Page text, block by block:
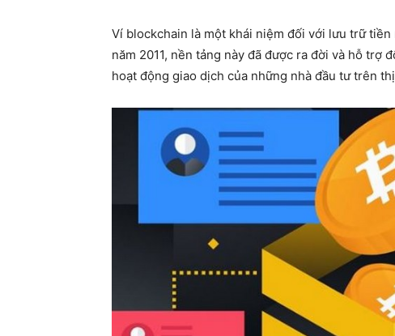
Ví blockchain là một khái niệm đối với lưu trữ
năm 2011, nền tảng này đã được ra đời và hỗ
hoạt động giao dịch của những nhà đầu tư trên